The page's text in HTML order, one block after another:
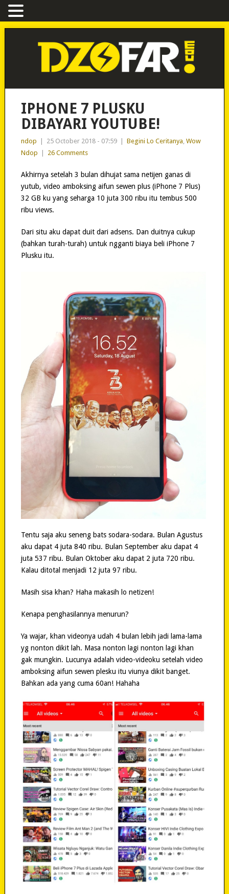
IPHONE 7 PLUSKU
DIBAYARI YOUTUBE!
ndop 25 October 2018 - 07:59 Begini Lo Ceritanya Wow
Ndop
26 Comments
Akhirnya setelah 3 bulan dihujat sama netijen ganas di
yutub, video amboksing aifun sewen plus (iPhone 7 Plus)
32 GB ku yang seharga 10 juta 300 ribu itu tembus 500
ribu views.
Dari situ aku dapat duit dari adsens. Dan duitnya cukup
(bahkan turah-turah) untuk ngganti biaya beli iPhone 7
Plusku itu.
Tentu saja aku seneng bats sodara-sodara. Bulan Agustus
aku dapat 4 juta 840 ribu. Bulan September aku dapat 4
juta 537 ribu. Bulan Oktober aku dapat 2 juta 720 ribu.
Kalau ditotal menjadi 12 juta 97 ribu.
Masih sisa khan? Haha makasih lo netizen!
Kenapa penghasilannya menurun?
Ya wajar, khan videonya udah 4 bulan lebih jadi lama-lama
yg nonton dikit lah. Masa nonton lagi nonton lagi khan
gak mungkin. Lucunya adalah video-videoku setelah video
amboksing aifun sewen plesku itu viunya dikit banget.
Bahkan ada yang cuma 60an! Hahaha